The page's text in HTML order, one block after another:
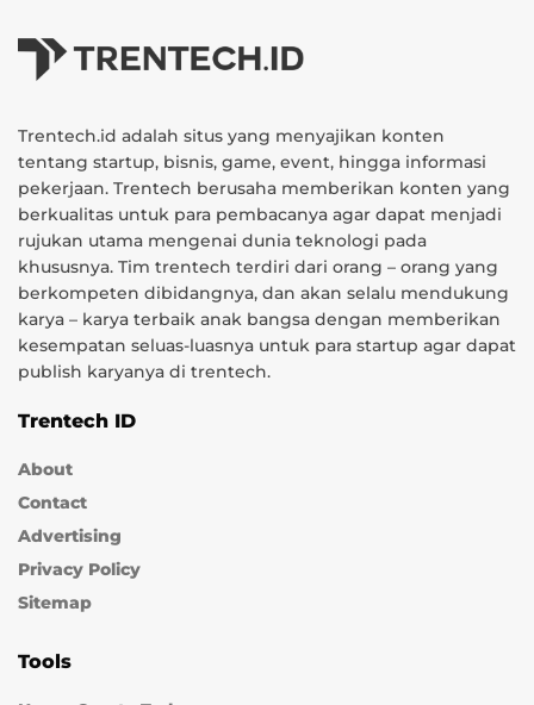
Trentech.id adalah situs yang menyajikan konten
tentang startup, bisnis, game, event, hingga informasi
pekerjaan. Trentech berusaha memberikan konten yang
berkualitas untuk para pembacanya agar dapat menjadi
rujukan utama mengenai dunia teknologi pada
khususnya. Tim trentech terdiri dari orang – orang yang
berkompeten dibidangnya, dan akan selalu mendukung
karya – karya terbaik anak bangsa dengan memberikan
kesempatan seluas-luasnya untuk para startup agar dapat
publish karyanya di trentech.
Trentech ID
About
Contact
Advertising
Privacy Policy
Sitemap
Tools